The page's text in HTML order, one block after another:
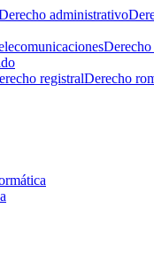
administrativo
registralDerecho